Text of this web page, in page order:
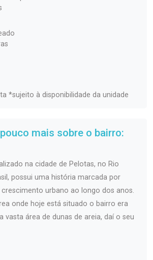
*sujeito à disponibilidade da unidade
mais sobre o bairro:
na cidade de Pelotas, no Rio
possui uma história marcada por
urbano ao longo dos anos.
onde hoje está situado o bairro era
vasta área de dunas de areia, daí o seu